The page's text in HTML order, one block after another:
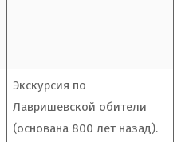
Экскурсия по
Лавришевской обители
(основана 800 лет назад).